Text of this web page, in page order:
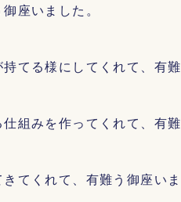
座いました。
てる様にしてくれて、有難
組みを作ってくれて、有難
てくれて、有難う御座いま